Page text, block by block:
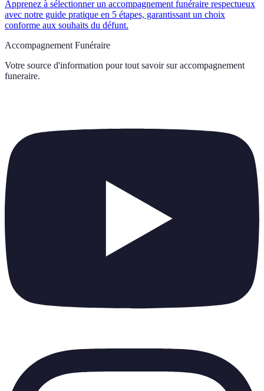
Apprenez à sélectionner un accompagnement funéraire respectueux
avec notre guide pratique en 5 étapes, garantissant un choix
conforme aux souhaits du défunt.
Accompagnement Funéraire
Votre source d'information pour tout savoir sur accompagnement
funeraire.